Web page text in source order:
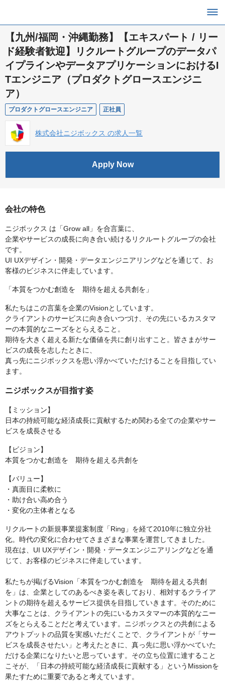
【九州/福岡・沖縄勤務】【エキスパート / リー
ド経験者歓迎】リクルートグループのデータパ
イプラインやデータアプリケーションにおけるI
Tエンジニア（プロダクトグロースエンジニ
ア）
プロダクトグロースエンジニア 正社員
株式会社ニジボックス の求人一覧
Apply Now
会社の特色
ニジボックス は「Grow all」を合言葉に、
企業やサービスの成長に向き合い続けるリクルートグループの会社
です。
UI UXデザイン・開発・データエンジニアリングなどを通じて、お
客様のビジネスに伴走しています。
「本質をつかむ創造を 期待を超える共創を」
私たちはこの言葉を企業のVisionとしています。
クライアントのサービスに向き合いつづけ、その先にいるカスタマ
ーの本質的なニーズをとらえること。
期待を大きく超える新たな価値を共に創り出すこと。皆さまがサー
ビスの成長を志したときに、
真っ先にニジボックスを思い浮かべていただけることを目指してい
ます。
ニジボックスが目指す姿
【ミッション】
⽇本の持続可能な経済成⻑に貢献するため関わる全ての企業やサー
ビスを成⻑させる
【ビジョン】
本質をつかむ創造を 期待を超える共創を
【バリュー】
・真面目に柔軟に
・助け合い高め合う
・変化の主体者となる
リクルートの新規事業提案制度「Ring」を経て2010年に独立分社
化。時代の変化に合わせてさまざまな事業を運営してきました。
現在は、UI UXデザイン・開発・データエンジニアリングなどを通
じて、お客様のビジネスに伴走しています。
私たちが掲げるVision「本質をつかむ創造を 期待を超える共創
を」は、企業としてのあるべき姿を表しており、相対するクライア
ントの期待を超えるサービス提供を目指していきます。そのために
大事なことは、クライアントの先にいるカスタマーの本質的なニー
ズをとらえることだと考えています。ニジボックスとの共創による
アウトプットの品質を実感いただくことで、クライアントが「サー
ビスを成長させたい」と考えたときに、真っ先に思い浮かべていた
だける企業になりたいと思っています。その立ち位置に達すること
こそが、「日本の持続可能な経済成長に貢献する」というMissionを
果たすために重要であると考えています。